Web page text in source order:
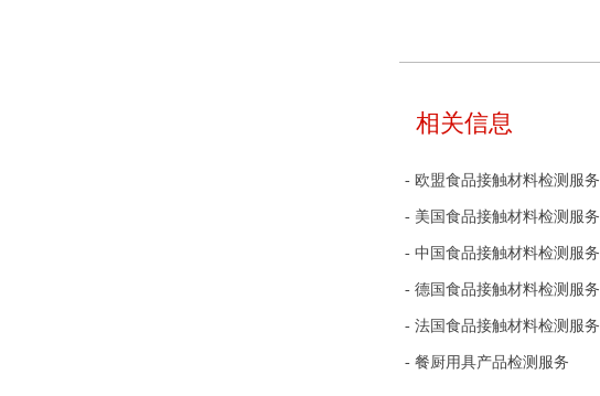
相关信息
- 欧盟食品接触材料检测服务
- 美国食品接触材料检测服务
- 中国食品接触材料检测服务
- 德国食品接触材料检测服务
- 法国食品接触材料检测服务
- 餐厨用具产品检测服务